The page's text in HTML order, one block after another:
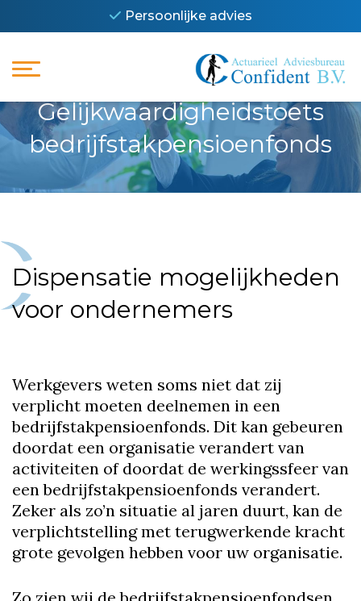
Persoonlijke advies
Gelijkwaardigheidstoets
bedrijfstakpensioenfonds
Dispensatie mogelijkheden
voor ondernemers
Werkgevers weten soms niet dat zij
verplicht moeten deelnemen in een
bedrijfstakpensioenfonds. Dit kan gebeuren
doordat een organisatie verandert van
activiteiten of doordat de werkingssfeer van
een bedrijfstakpensioenfonds verandert.
Zeker als zo’n situatie al jaren duurt, kan de
verplichtstelling met terugwerkende kracht
grote gevolgen hebben voor uw organisatie.